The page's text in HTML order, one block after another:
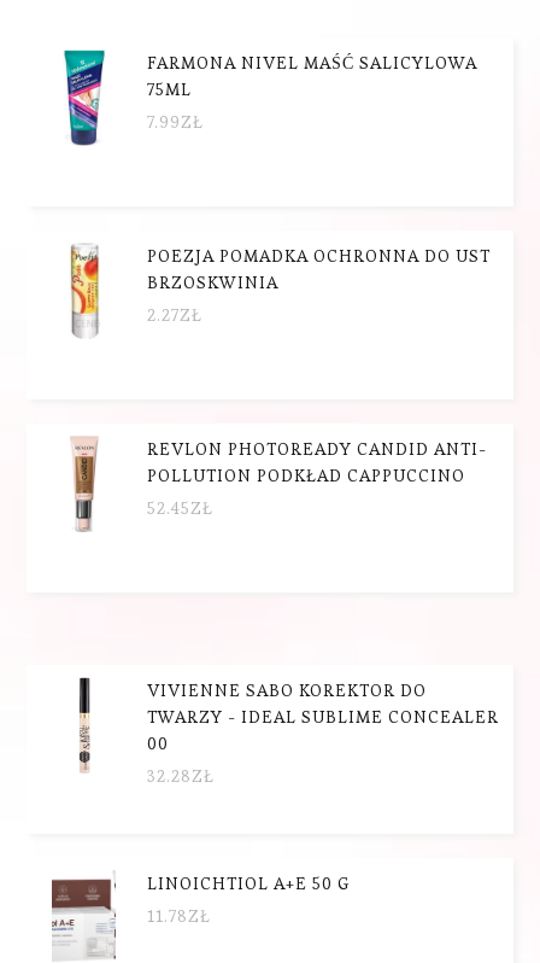
FARMONA NIVEL MAŚĆ SALICYLOWA
75ML
7.99ZŁ
POEZJA POMADKA OCHRONNA DO UST
BRZOSKWINIA
2.27ZŁ
REVLON PHOTOREADY CANDID ANTI-
POLLUTION PODKŁAD CAPPUCCINO
52.45ZŁ
VIVIENNE SABO KOREKTOR DO
TWARZY - IDEAL SUBLIME CONCEALER
00
32.28ZŁ
LINOICHTIOL A+E 50 G
11.78ZŁ